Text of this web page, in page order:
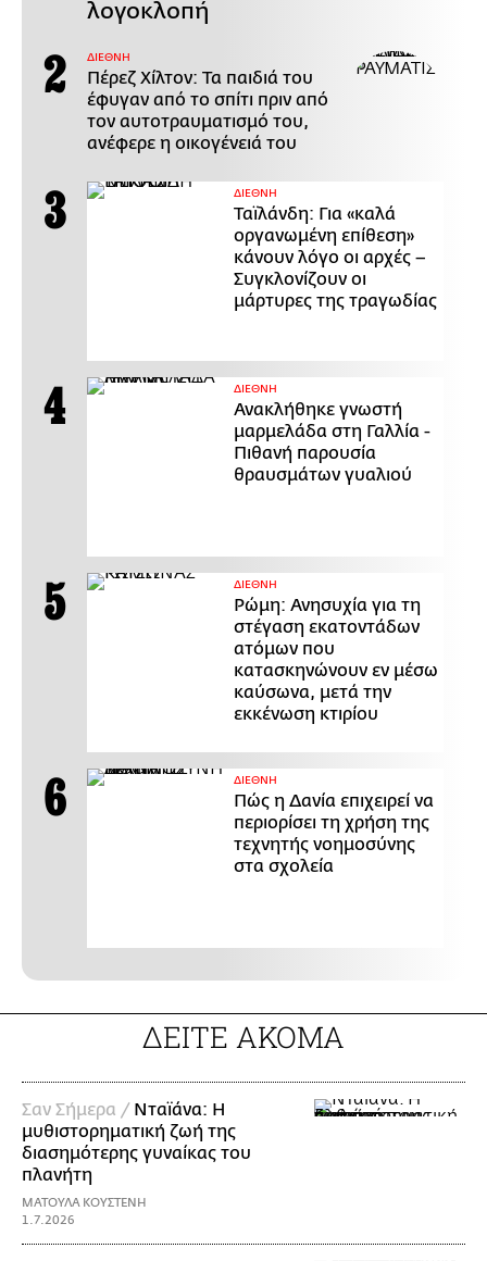
λογοκλοπή
ΔΙΕΘΝΗ
Πέρεζ Χίλτον: Τα παιδιά του
έφυγαν από το σπίτι πριν από
τον αυτοτραυματισμό του,
ανέφερε η οικογένειά του
ΔΙΕΘΝΗ
Ταϊλάνδη: Για «καλά
οργανωμένη επίθεση»
κάνουν λόγο οι αρχές –
Συγκλονίζουν οι
μάρτυρες της τραγωδίας
ΔΙΕΘΝΗ
Ανακλήθηκε γνωστή
μαρμελάδα στη Γαλλία -
Πιθανή παρουσία
θραυσμάτων γυαλιού
ΔΙΕΘΝΗ
Ρώμη: Ανησυχία για τη
στέγαση εκατοντάδων
ατόμων που
κατασκηνώνουν εν μέσω
καύσωνα, μετά την
εκκένωση κτιρίου
ΔΙΕΘΝΗ
Πώς η Δανία επιχειρεί να
περιορίσει τη χρήση της
τεχνητής νοημοσύνης
στα σχολεία
ΔΕΙΤΕ ΑΚΟΜΑ
Σαν Σήμερα / Νταϊάνα: Η
μυθιστορηματική ζωή της
διασημότερης γυναίκας του
πλανήτη
ΜΑΤΟΥΛΑ ΚΟΥΣΤΕΝΗ
1.7.2026